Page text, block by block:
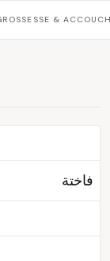
&
فاختة